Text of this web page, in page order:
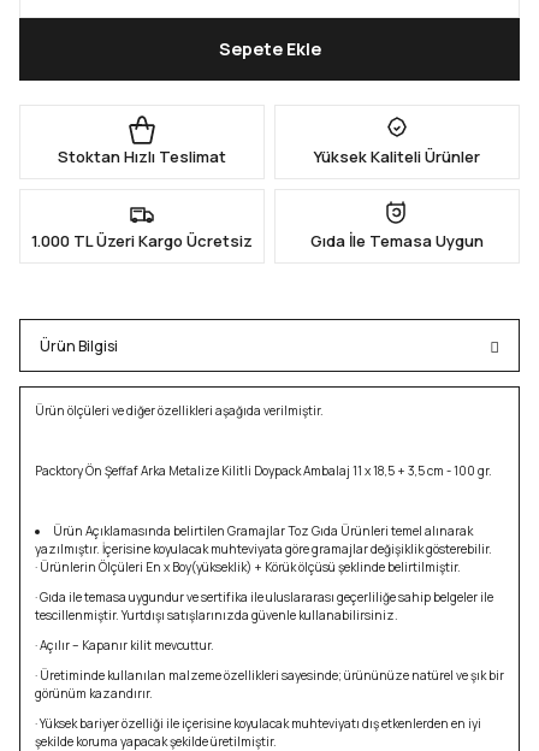
Sepete Ekle
Stoktan Hızlı Teslimat Yüksek Kaliteli Ürünler
1.000 TL Üzeri Kargo Ücretsiz Gıda İle Temasa Uygun
Ürün Bilgisi
Ürün ölçüleri ve diğer özellikleri aşağıda verilmiştir.
Packtory Ön Şeffaf Arka Metalize Kilitli Doypack Ambalaj 11 x 18,5 + 3,5 cm - 100 gr.
Ürün Açıklamasında belirtilen Gramajlar Toz Gıda Ürünleri temel alınarak
yazılmıştır. İçerisine koyulacak muhteviyata göre gramajlar değişiklik gösterebilir.
· Ürünlerin Ölçüleri En x Boy(yükseklik) + Körük ölçüsü şeklinde belirtilmiştir.
· Gıda ile temasa uygundur ve sertifika ile uluslararası geçerliliğe sahip belgeler ile
tescillenmiştir. Yurtdışı satışlarınızda güvenle kullanabilirsiniz.
· Açılır – Kapanır kilit mevcuttur.
· Üretiminde kullanılan malzeme özellikleri sayesinde; ürününüze natürel ve şık bir
görünüm kazandırır.
· Yüksek bariyer özelliği ile içerisine koyulacak muhteviyatı dış etkenlerden en iyi
şekilde koruma yapacak şekilde üretilmiştir.